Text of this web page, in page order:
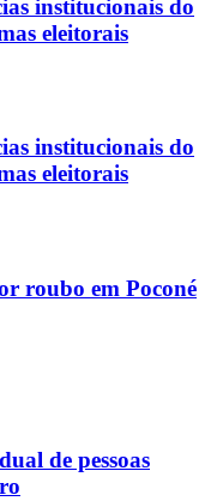
institucionais do
eleitorais
institucionais do
eleitorais
roubo em Poconé
de pessoas